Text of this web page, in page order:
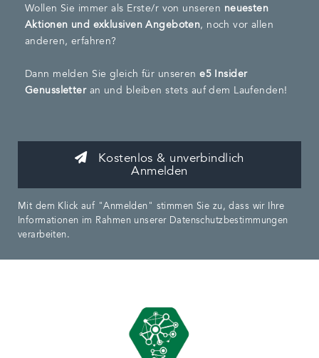
Wollen Sie immer als Erste/r von unseren neuesten
Aktionen und exklusiven Angeboten, noch vor allen
anderen, erfahren?
Dann melden Sie gleich für unserene5 Insider
Genussletteran und bleiben stets auf dem Laufenden!
Kostenlos & unverbindlich
Anmelden
Mit dem Klick auf "Anmelden" stimmen Sie zu, dass wir Ihre
Informationen im Rahmen unserer Datenschutzbestimmungen
verarbeiten.